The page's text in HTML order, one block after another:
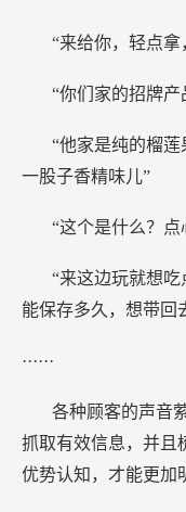
“来给你，轻点拿
“你们家的招牌产
“他家是纯的榴
一股子香精味儿”
“这个是什么？
“来这边玩就想
能保存多久，想带回
······
各种顾客的声音
抓取有效信息，并且
优势认知，才能更加